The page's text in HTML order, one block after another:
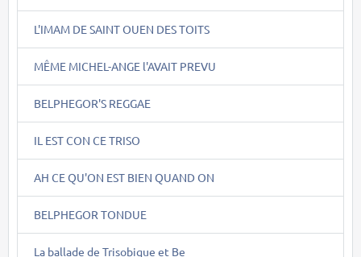
L'IMAM DE SAINT OUEN DES TOITS
MÊME MICHEL-ANGE l'AVAIT PREVU
BELPHEGOR'S REGGAE
IL EST CON CE TRISO
AH CE QU'ON EST BIEN QUAND ON
BELPHEGOR TONDUE
La ballade de Trisobique et Be